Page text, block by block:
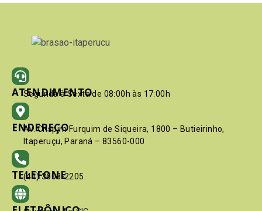
ATENDIMENTO
Segunda à Sexta de 08:00h às 17:00h
ENDEREÇO
Av. Crispim Furquim de Siqueira, 1800 – Butieirinho,
Itaperuçu, Paraná – 83560-000
TELEFONE
(41) 3603-2205